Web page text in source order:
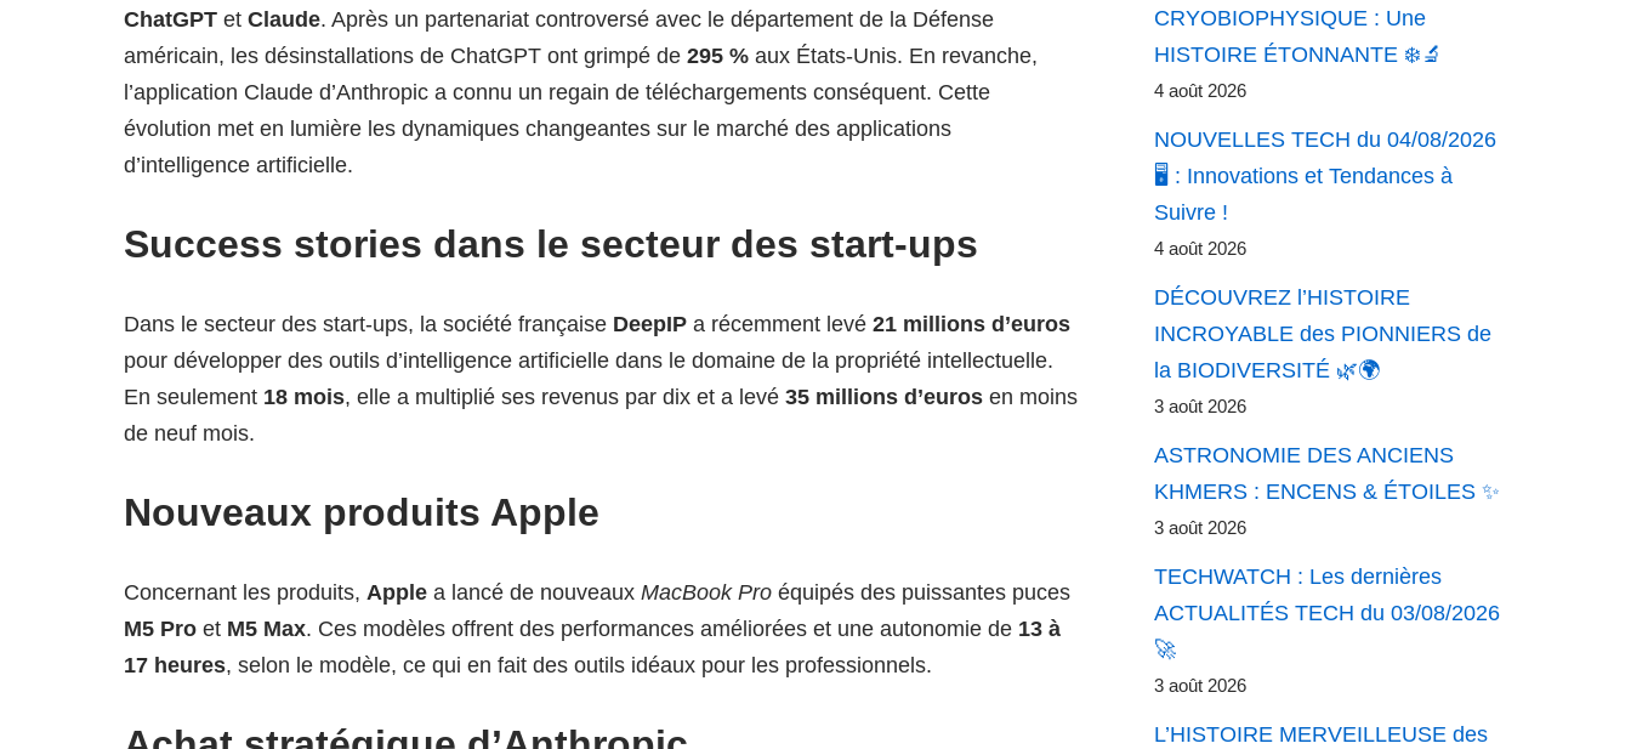
ChatGPT et Claude. Après un partenariat controversé avec le département de la Défense
américain, les désinstallations de ChatGPT ont grimpé de 295 % aux États-Unis. En revanche,
l’application Claude d’Anthropic a connu un regain de téléchargements conséquent. Cette
évolution met en lumière les dynamiques changeantes sur le marché des applications
d’intelligence artificielle.
Success stories dans le secteur des start-ups
Dans le secteur des start-ups, la société française DeepIP a récemment levé 21 millions d’euros
pour développer des outils d’intelligence artificielle dans le domaine de la propriété intellectuelle.
En seulement 18 mois, elle a multiplié ses revenus par dix et a levé 35 millions d’euros en moins
de neuf mois.
Nouveaux produits Apple
Concernant les produits, Apple a lancé de nouveaux MacBook Pro équipés des puissantes puces
M5 Pro et M5 Max. Ces modèles offrent des performances améliorées et une autonomie de 13 à
17 heures, selon le modèle, ce qui en fait des outils idéaux pour les professionnels.
CRYOBIOPHYSIQUE : Une
HISTOIRE ÉTONNANTE ❄️🔬
4 août 2026
NOUVELLES TECH du 04/08/2026
🖥️ : Innovations et Tendances à
Suivre !
4 août 2026
DÉCOUVREZ l’HISTOIRE
INCROYABLE des PIONNIERS de
la BIODIVERSITÉ 🌿🌍
3 août 2026
ASTRONOMIE DES ANCIENS
KHMERS : ENCENS & ÉTOILES ✨
3 août 2026
TECHWATCH : Les dernières
ACTUALITÉS TECH du 03/08/2026
🚀
3 août 2026
L’HISTOIRE MERVEILLEUSE des